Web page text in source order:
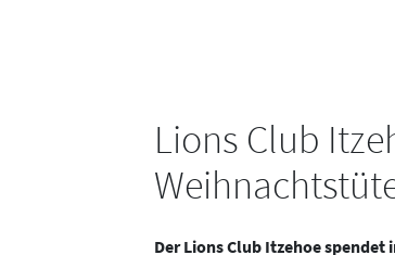
Lions Club
Der Lions Club Itzehoe